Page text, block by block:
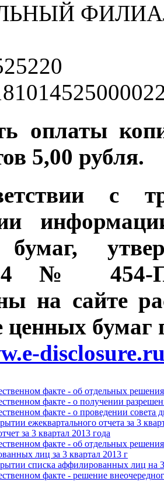
оплаты
5,00 рубля.
с
№ 454-П
на сайте
бумаг
факте - об отдельных
факте - о получении
факте - о проведении совета
ежеквартального отчета за 3
за 3 квартал 2013 года
факте - об отдельных
лиц за 3 квартал 2013 г
списка аффилированных лиц на
факте - решение